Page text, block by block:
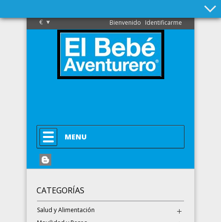
€ Bienvenido Identificarme
MENU
CATEGORÍAS
Salud y Alimentación